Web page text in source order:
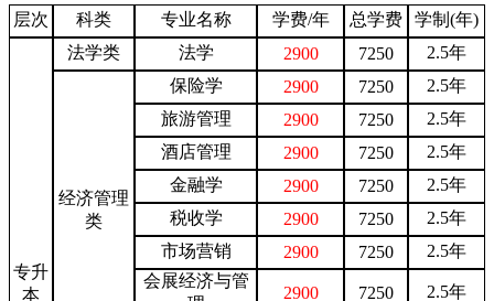
层次 科类 专业名称 学费/年 总学费 学制(年)
专升
本
法学类 法学 2900 7250 2.5年
经济管理
类
保险学 2900 7250
2.5年
旅游管理
2900 7250
2.5年
酒店管理
2900 7250
2.5年
金融学
2900 7250
2.5年
税收学
2900 7250
2.5年
市场营销
2900 7250
2.5年
会展经济与管
2900 7250 2.5年